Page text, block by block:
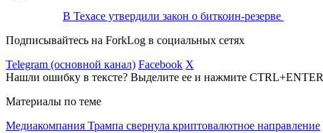
В Техасе утвердили закон о биткоин-резерве
Подписывайтесь на ForkLog в социальных сетях
Telegram (основной канал) Facebook X
Нашли ошибку в тексте? Выделите ее и нажмите CTRL+ENTER
Материалы по теме
Медиакомпания Трампа свернула криптовалютное направление